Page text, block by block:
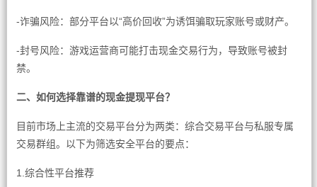
-诈骗风险：部分平台以“高价回收”为诱饵骗取玩家账号或财产。
-封号风险：游戏运营商可能打击现金交易行为，导致账号被封
禁。
二、如何选择靠谱的现金提现平台？
目前市场上主流的交易平台分为两类：综合交易平台与私服专属
交易群组。以下为筛选安全平台的要点：
1.综合性平台推荐